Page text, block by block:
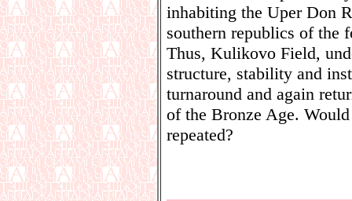
inhabiting the Uper Don
southern republics of the
Thus, Kulikovo Field,
structure, stability and
turnaround and again
of the Bronze Age.
repeated?